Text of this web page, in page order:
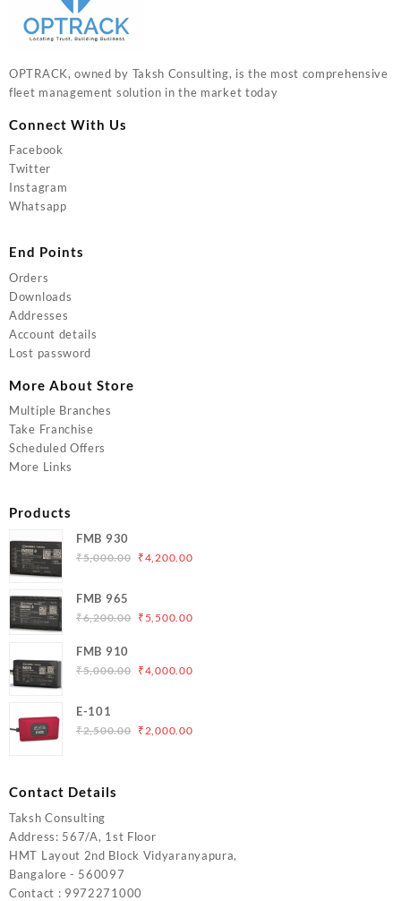
OPTRACK, owned by Taksh Consulting, is the most comprehensive
fleet management solution in the market today
Connect With Us
Facebook
Twitter
Instagram
Whatsapp
End Points
Orders
Downloads
Addresses
Account details
Lost password
More About Store
Multiple Branches
Take Franchise
Scheduled Offers
More Links
Products
FMB 930
₹5,000.00 Original
₹5,000.00.
₹4,200.00Current
FMB 965
₹6,200.00 Original
₹6,200.00.
₹ 5,500.00Current
₹5,500.00.
FMB 910
₹5,000.00 Original
₹5,000.00.
₹4,000.00Current
E-101
₹2,500.00 Original
₹2,000.00Current
Contact Details
Taksh Consulting
Address: 567/A, 1st Floor
HMT Layout 2nd Block Vidyaranyapura,
Bangalore - 560097
Contact : 9972271000